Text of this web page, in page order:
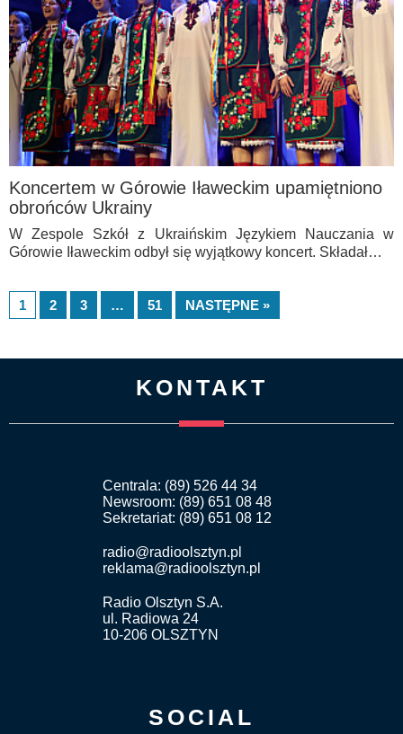
Koncertem w Górowie Iławeckim upamiętniono
obrońców Ukrainy
W Zespole Szkół z Ukraińskim Językiem Nauczania w
Górowie Iławeckim odbył się wyjątkowy koncert. Składał…
1 2 3 … 51 NASTĘPNE »
KONTAKT
Centrala: (89) 526 44 34
Newsroom: (89) 651 08 48
Sekretariat: (89) 651 08 12
radio@radioolsztyn.pl
reklama@radioolsztyn.pl
Radio Olsztyn S.A.
ul. Radiowa 24
10-206 OLSZTYN
SOCIAL